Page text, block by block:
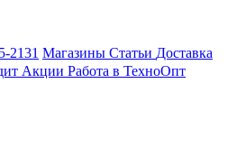
2131 Магазины Статьи Доставка
Акции Работа в ТехноОпт